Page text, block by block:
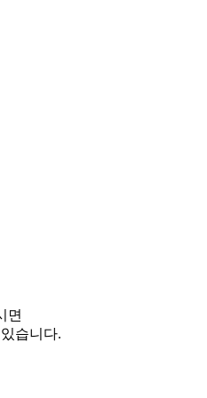
면
습니다.